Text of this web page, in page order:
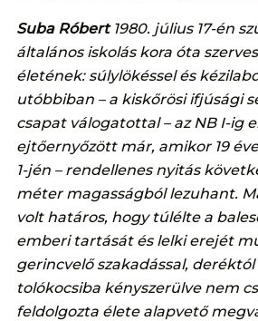
Suba Róbert1980. július 17-én
általános iskolás kora óta
életének: súlylökéssel és
utóbbiban – a kiskőrösi ifjúsági
csapat válogatottal – az NB I-ig
ejtőernyőzött már, amikor 19
1-jén – rendellenes nyitás
méter magasságból lezuhant.
volt határos, hogy túlélte a
emberi tartását és lelki erejét
gerincvelő szakadással,
tolókocsiba kényszerülve nem
feldolgozta élete alapvető